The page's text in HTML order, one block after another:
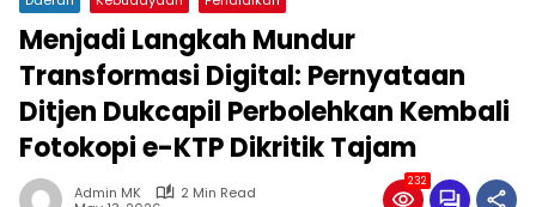
Menjadi Langkah Mundur
Transformasi Digital: Pernyataan
Ditjen Dukcapil Perbolehkan Kembali
Fotokopi e-KTP Dikritik Tajam
Admin MK
2 Min Read
232